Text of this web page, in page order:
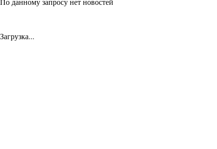
Загрузка...